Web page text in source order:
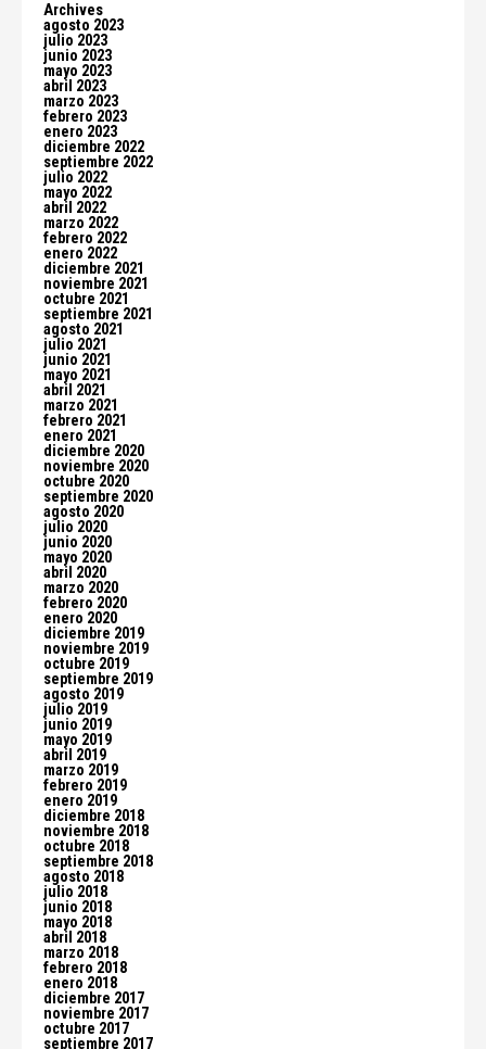
Archives
agosto 2023
julio 2023
junio 2023
mayo 2023
abril 2023
marzo 2023
febrero 2023
enero 2023
diciembre 2022
septiembre 2022
julio 2022
mayo 2022
abril 2022
marzo 2022
febrero 2022
enero 2022
diciembre 2021
noviembre 2021
octubre 2021
septiembre 2021
agosto 2021
julio 2021
junio 2021
mayo 2021
abril 2021
marzo 2021
febrero 2021
enero 2021
diciembre 2020
noviembre 2020
octubre 2020
septiembre 2020
agosto 2020
julio 2020
junio 2020
mayo 2020
abril 2020
marzo 2020
febrero 2020
enero 2020
diciembre 2019
noviembre 2019
octubre 2019
septiembre 2019
agosto 2019
julio 2019
junio 2019
mayo 2019
abril 2019
marzo 2019
febrero 2019
enero 2019
diciembre 2018
noviembre 2018
octubre 2018
septiembre 2018
agosto 2018
julio 2018
junio 2018
mayo 2018
abril 2018
marzo 2018
febrero 2018
enero 2018
diciembre 2017
noviembre 2017
octubre 2017
septiembre 2017